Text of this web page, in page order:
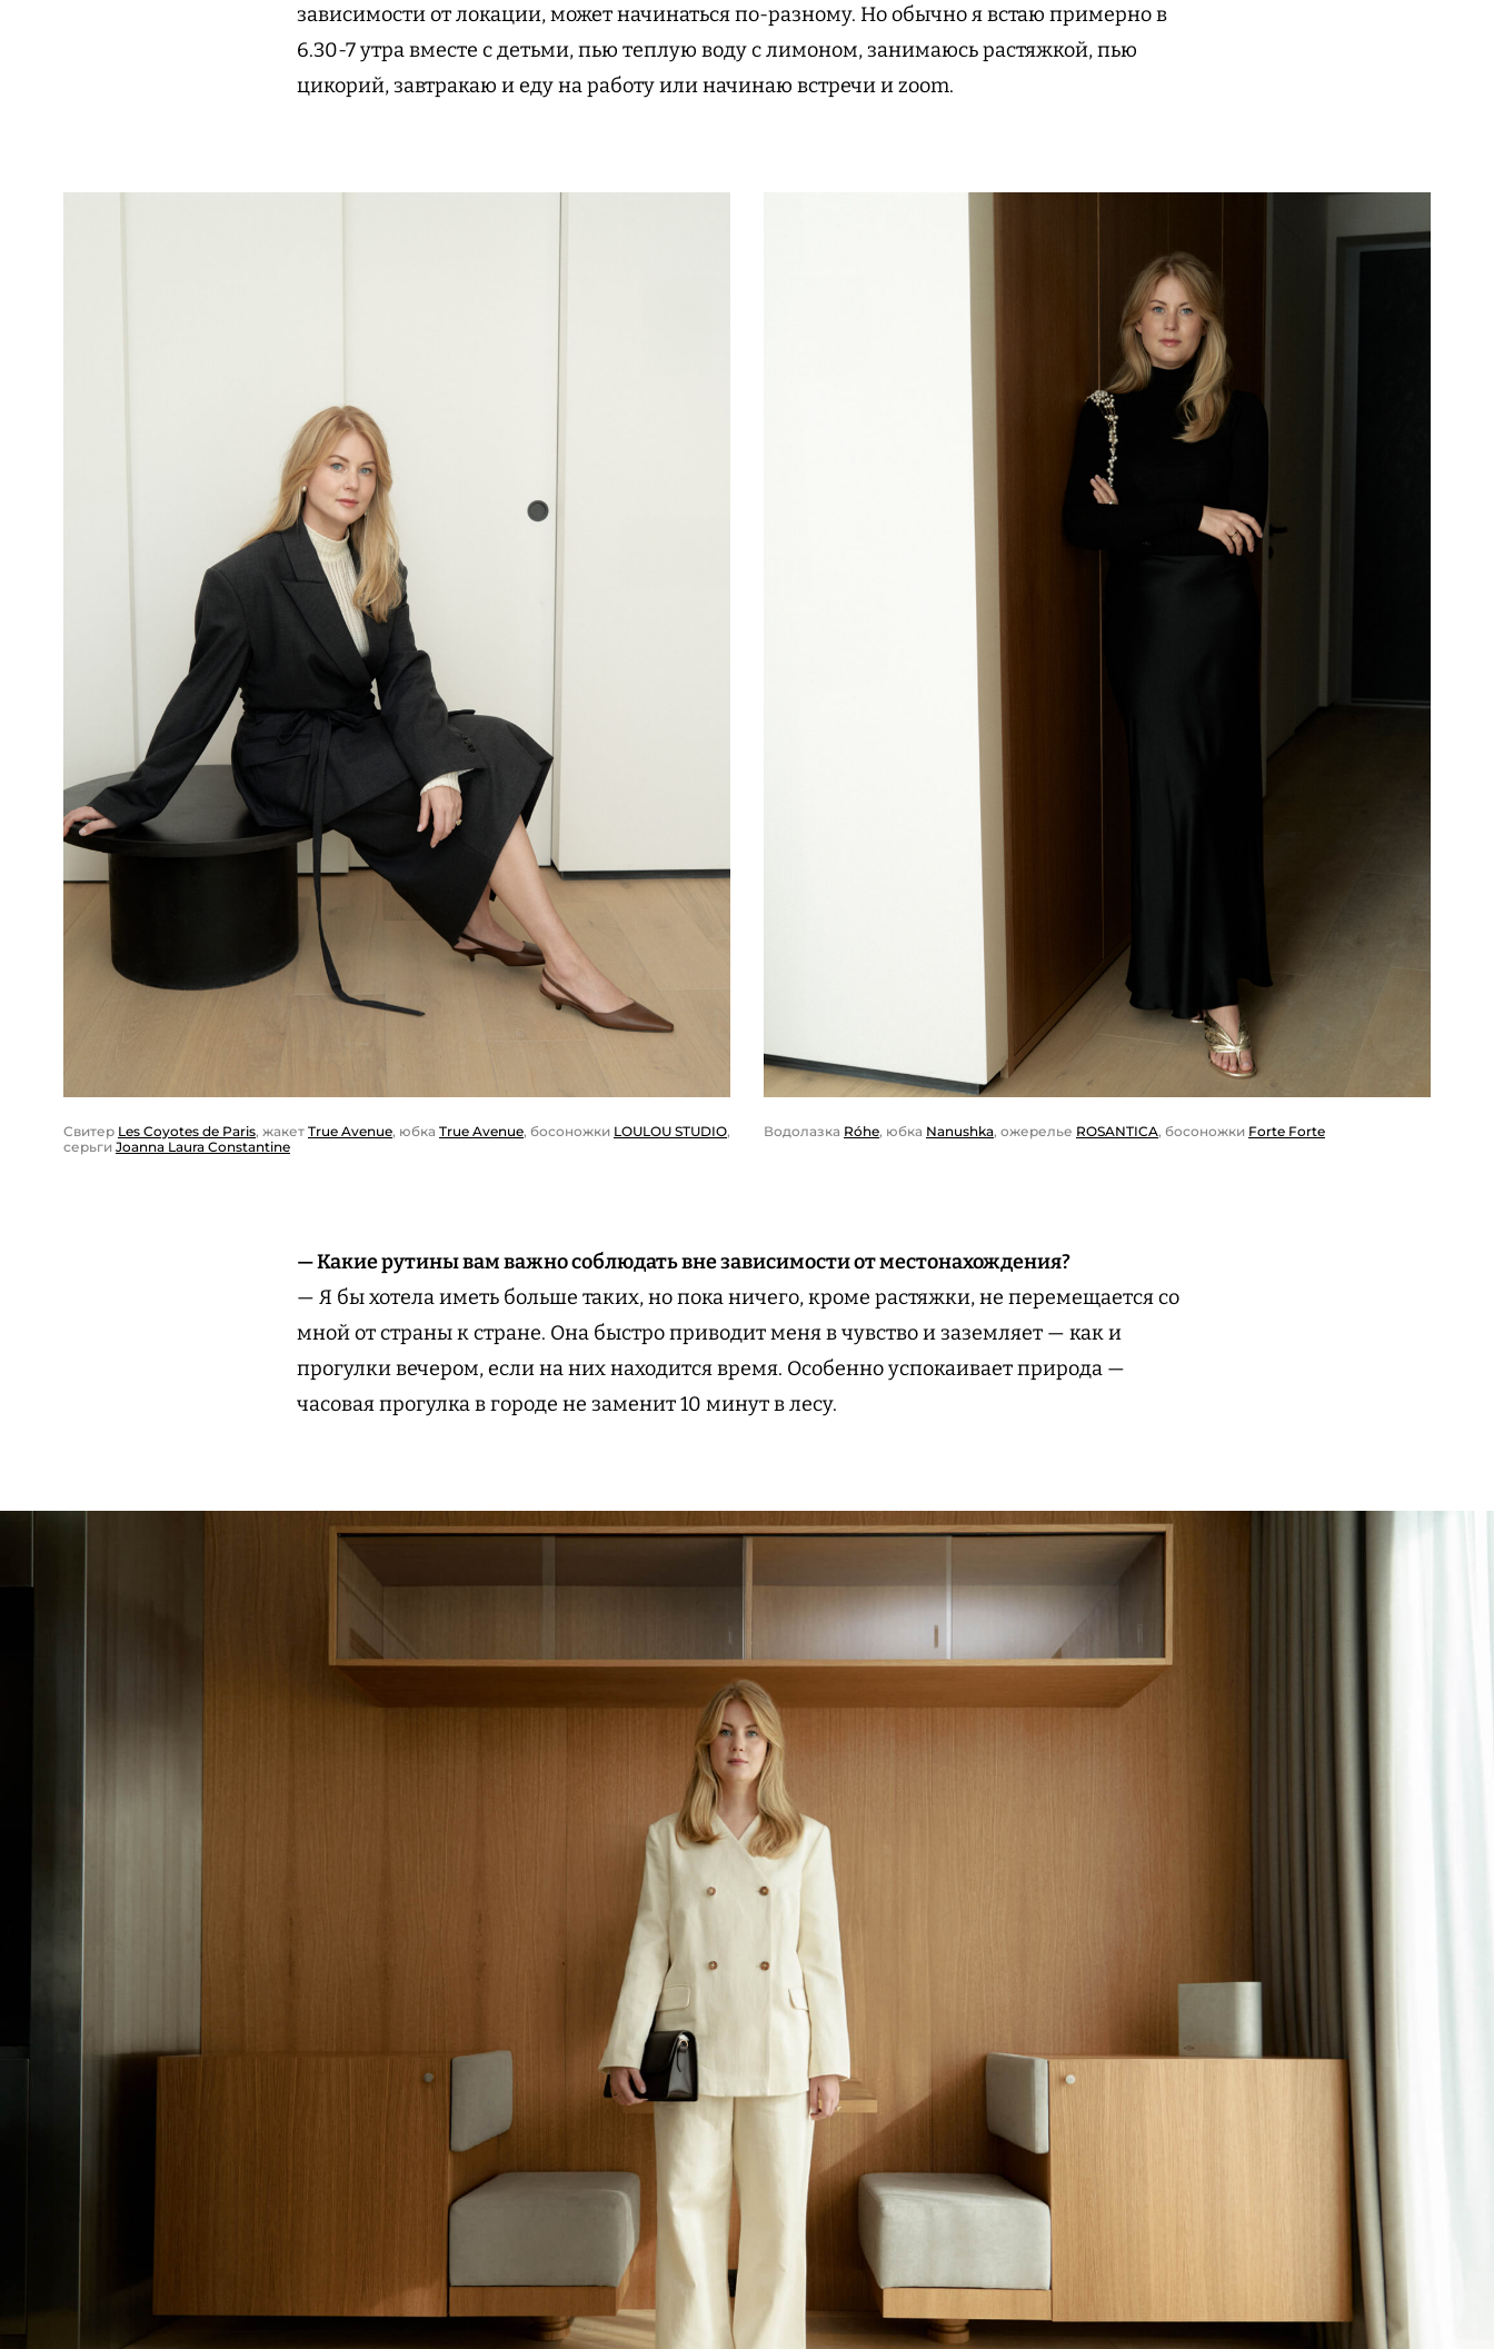
зависимости от локации, может начинаться по-разному. Но обычно я встаю примерно в
6.30-7 утра вместе с детьми, пью теплую воду с лимоном, занимаюсь растяжкой, пью
цикорий, завтракаю и еду на работу или начинаю встречи и zoom.
Свитер Les Coyotes de Paris, жакет True Avenue, юбка True Avenue, босоножки LOULOU STUDIO,
серьги Joanna Laura Constantine
Водолазка Róhe, юбка Nanushka, ожерелье ROSANTICA, босоножки Forte Forte
— Какие рутины вам важно соблюдать вне зависимости от местонахождения?
— Я бы хотела иметь больше таких, но пока ничего, кроме растяжки, не перемещается со
мной от страны к стране. Она быстро приводит меня в чувство и заземляет — как и
прогулки вечером, если на них находится время. Особенно успокаивает природа —
часовая прогулка в городе не заменит 10 минут в лесу.